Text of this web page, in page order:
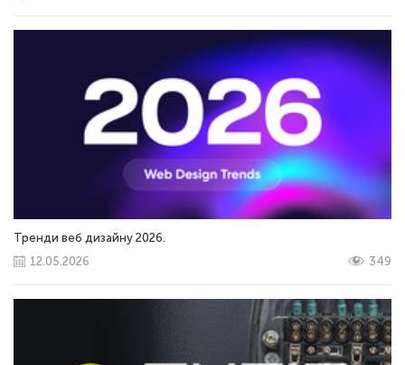
Тренди веб дизайну 2026.
12.05.2026
349